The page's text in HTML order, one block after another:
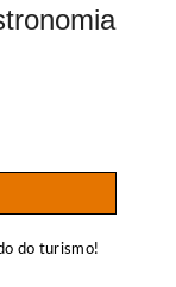
do turismo!